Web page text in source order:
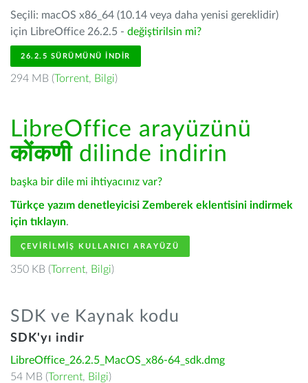
Seçili: macOS x86_64 (10.14 veya daha yenisi gereklidir)
için LibreOffice 26.2.5 - değiştirilsin mi?
26.2.5 SÜRÜMÜNÜ İNDIR
294 MB (Torrent, Bilgi)
LibreOffice arayüzünü
कोंकणीdilinde indirin
başka bir dile mi ihtiyacınız var?
Türkçe yazım denetleyicisi Zemberek eklentisini indirmek
için tıklayın.
ÇEVIRILMIŞ KULLANICI ARAYÜZÜ
350 KB (Torrent, Bilgi)
SDK ve Kaynak kodu
SDK'yı indir
LibreOffice_26.2.5_MacOS_x86-64_sdk.dmg
54 MB (Torrent, Bilgi)